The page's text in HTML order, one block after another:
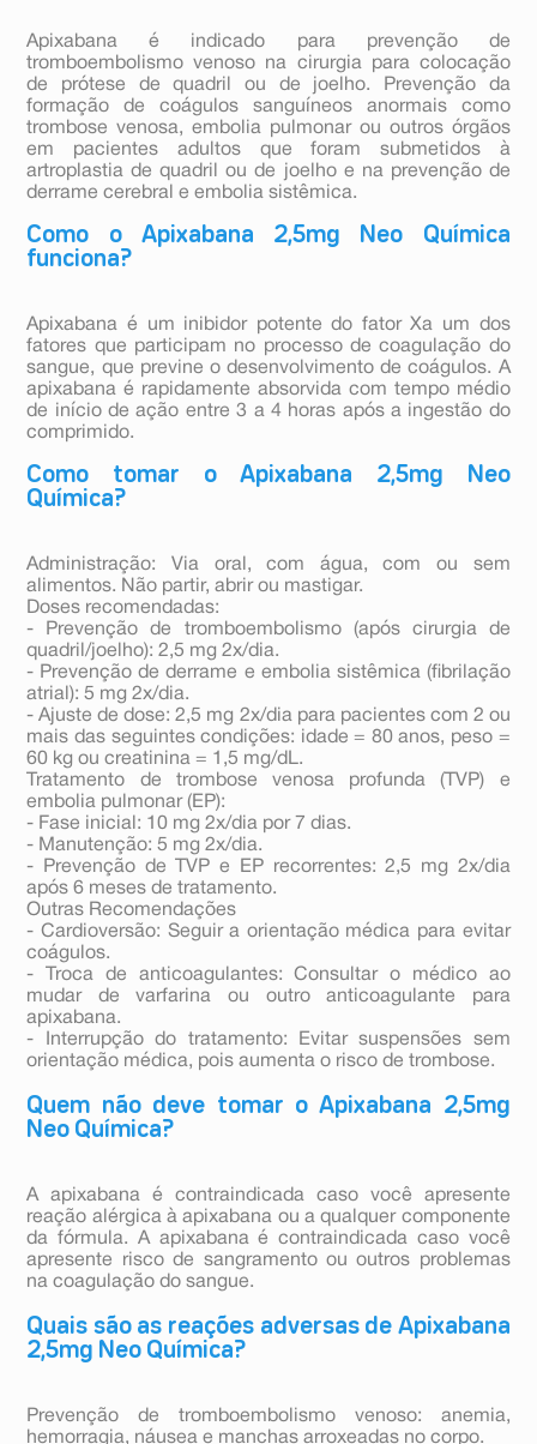
Apixabana é indicado para prevenção de
tromboembolismo venoso na cirurgia para colocação
de prótese de quadril ou de joelho. Prevenção da
formação de coágulos sanguíneos anormais como
trombose venosa, embolia pulmonar ou outros órgãos
em pacientes adultos que foram submetidos à
artroplastia de quadril ou de joelho e na prevenção de
derrame cerebral e embolia sistêmica.
Como o Apixabana 2,5mg Neo Química
funciona?
Apixabana é um inibidor potente do fator Xa um dos
fatores que participam no processo de coagulação do
sangue, que previne o desenvolvimento de coágulos. A
apixabana é rapidamente absorvida com tempo médio
de início de ação entre 3 a 4 horas após a ingestão do
comprimido.
Como tomar o Apixabana 2,5mg Neo
Química?
Administração: Via oral, com água, com ou sem
alimentos. Não partir, abrir ou mastigar.
Doses recomendadas:
- Prevenção de tromboembolismo (após cirurgia de
quadril/joelho): 2,5 mg 2x/dia.
- Prevenção de derrame e embolia sistêmica (fibrilação
atrial): 5 mg 2x/dia.
- Ajuste de dose: 2,5 mg 2x/dia para pacientes com 2 ou
mais das seguintes condições: idade = 80 anos, peso =
60 kg ou creatinina = 1,5 mg/dL.
Tratamento de trombose venosa profunda (TVP) e
embolia pulmonar (EP):
- Fase inicial: 10 mg 2x/dia por 7 dias.
- Manutenção: 5 mg 2x/dia.
- Prevenção de TVP e EP recorrentes: 2,5 mg 2x/dia
após 6 meses de tratamento.
Outras Recomendações
- Cardioversão: Seguir a orientação médica para evitar
coágulos.
- Troca de anticoagulantes: Consultar o médico ao
mudar de varfarina ou outro anticoagulante para
apixabana.
- Interrupção do tratamento: Evitar suspensões sem
orientação médica, pois aumenta o risco de trombose.
Quem não deve tomar o Apixabana 2,5mg
Neo Química?
A apixabana é contraindicada caso você apresente
reação alérgica à apixabana ou a qualquer componente
da fórmula. A apixabana é contraindicada caso você
apresente risco de sangramento ou outros problemas
na coagulação do sangue.
Quais são as reações adversas de Apixabana
2,5mg Neo Química?
Prevenção de tromboembolismo venoso: anemia,
hemorragia, náusea e manchas arroxeadas no corpo.